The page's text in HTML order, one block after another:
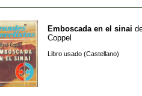
Emboscada en el sinai
Coppel
Libro usado (Castellano)